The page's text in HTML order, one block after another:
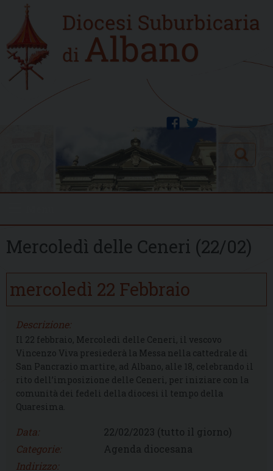
content
Home
new
twitter
facebook
Search
Mercoledì delle Ceneri (22/02)
mercoledì 22 Febbraio
Descrizione:
Il 22 febbraio, Mercoledì delle Ceneri, il vescovo
Vincenzo Viva presiederà la Messa nella cattedrale di
San Pancrazio martire, ad Albano, alle 18, celebrando il
rito dell’imposizione delle Ceneri, per iniziare con la
comunità dei fedeli della diocesi il tempo della
Quaresima.
Data: 22/02/2023 (tutto il giorno)
Categorie:
Agenda diocesana
Indirizzo: